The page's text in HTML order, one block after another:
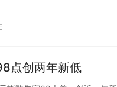
点创两年新低